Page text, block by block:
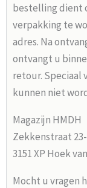
bestelling dient
verpakking te
adres. Na
ontvangt u
retour. Speciaal
kunnen niet
Magazijn HMDH
Zekkenstraat
3151 XP Hoek
Mocht u vragen